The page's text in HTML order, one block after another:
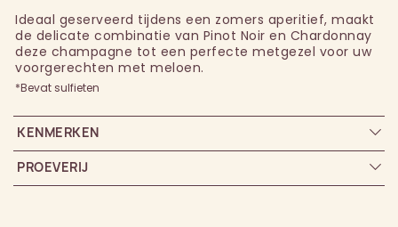
Ideaal geserveerd tijdens een zomers aperitief, maakt
de delicate combinatie van Pinot Noir en Chardonnay
deze champagne tot een perfecte metgezel voor uw
voorgerechten met meloen.
*Bevat sulfieten
KENMERKEN
PROEVERIJ